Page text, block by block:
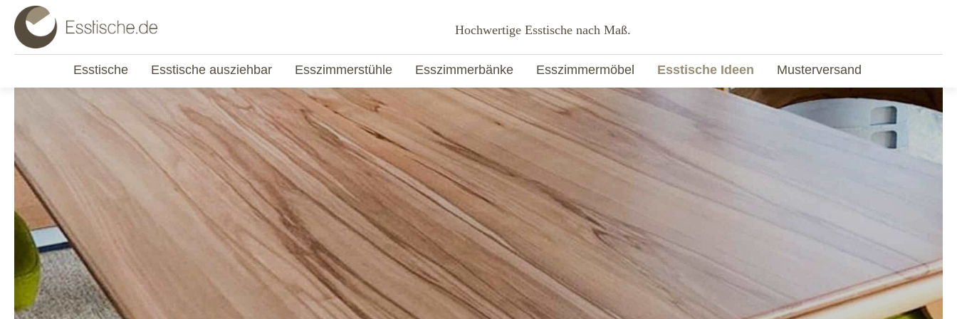
Hochwertige Esstische nach Maß.
Esstische Esstische ausziehbar Esszimmerstühle Esszimmerbänke Esszimmermöbel Esstische Ideen Musterversand